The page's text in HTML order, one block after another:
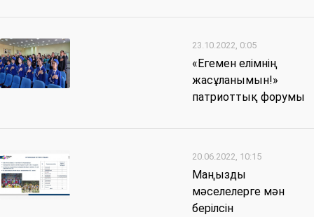
23.10.2022, 0:05
«Егемен елімнің
жасұланымын!»
патриоттық форумы
20.06.2022, 10:15
Маңызды
мәселелерге мән
берілсін